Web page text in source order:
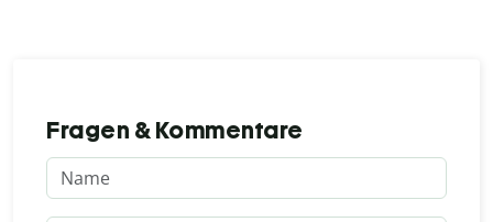
Fragen & Kommentare